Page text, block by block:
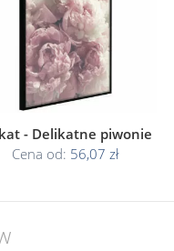
- Delikatne piwonie
Cena od: 56,07 zł